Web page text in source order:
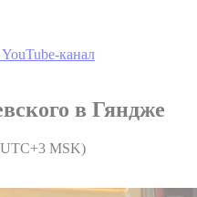
канал
в Гяндже
MSK)